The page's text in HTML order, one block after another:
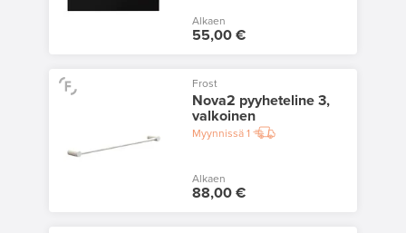
Alkaen
55,00 €
Frost
Nova2 pyyheteline 3,
valkoinen
Myynnissä1
Alkaen
88,00 €